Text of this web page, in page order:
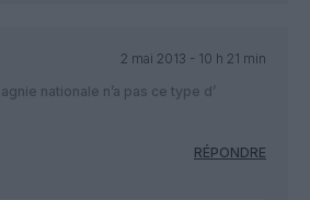
2 mai 2013 - 10 h 21 min
nationale n’a pas ce type d’
RÉPONDRE